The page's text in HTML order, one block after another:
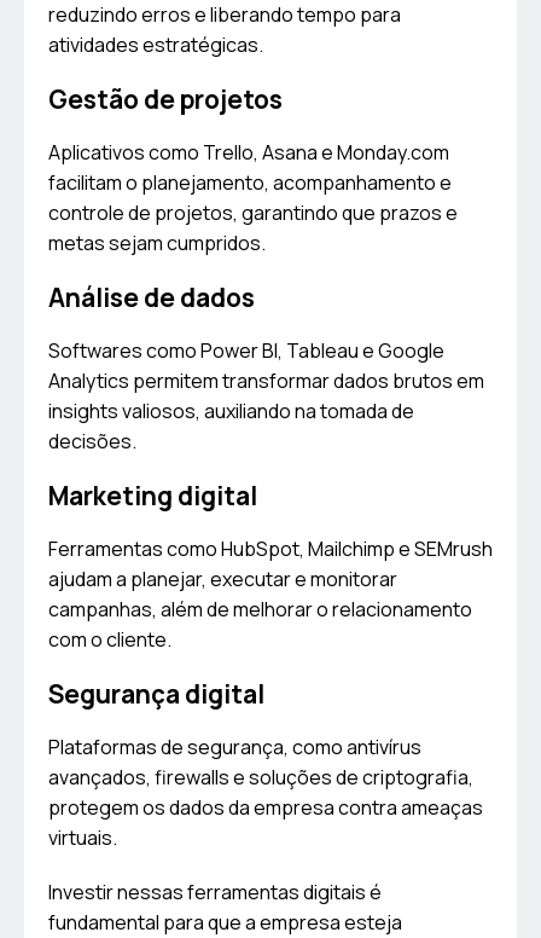
reduzindo erros e liberando tempo para
atividades estratégicas.
Gestão de projetos
Aplicativos como Trello, Asana e Monday.com
facilitam o planejamento, acompanhamento e
controle de projetos, garantindo que prazos e
metas sejam cumpridos.
Análise de dados
Softwares como Power BI, Tableau e Google
Analytics permitem transformar dados brutos em
insights valiosos, auxiliando na tomada de
decisões.
Marketing digital
Ferramentas como HubSpot, Mailchimp e SEMrush
ajudam a planejar, executar e monitorar
campanhas, além de melhorar o relacionamento
com o cliente.
Segurança digital
Plataformas de segurança, como antivírus
avançados, firewalls e soluções de criptografia,
protegem os dados da empresa contra ameaças
virtuais.
Investir nessas ferramentas digitais é
fundamental para que a empresa esteja